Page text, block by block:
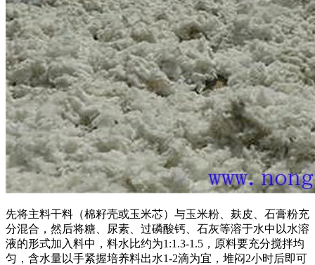
先将主料干料（棉籽壳或玉米芯）与玉米粉、麸皮、石膏粉充
分混合，然后将糖、尿素、过磷酸钙、石灰等溶于水中以水溶
液的形式加入料中，料水比约为1:1.3-1.5，原料要充分搅拌均
匀，含水量以手紧握培养料出水1-2滴为宜，堆闷2小时后即可